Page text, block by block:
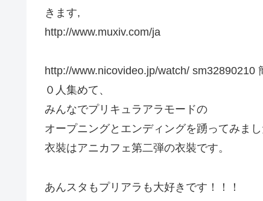
きます,
http://www.muxiv.com/ja
http://www.nicovideo.jp/watch/ sm32890210
０人集めて、
みんなでプリキュラアラモードの
オープニングとエンディングを踴ってみまし
衣裝はアニカフェ第二弾の衣裝です。
あんスタもプリアラも大好きです！！！